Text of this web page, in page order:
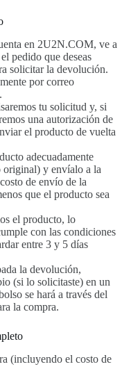
en 2U2N.COM, ve a
pedido que deseas
solicitar la devolución.
por correo
tu solicitud y, si
una autorización de
el producto de vuelta
adecuadamente
original) y envíalo a la
de envío de la
que el producto sea
el producto, lo
con las condiciones
entre 3 y 5 días
la devolución,
(si lo solicitaste) en un
se hará a través del
la compra.
(incluyendo el costo de